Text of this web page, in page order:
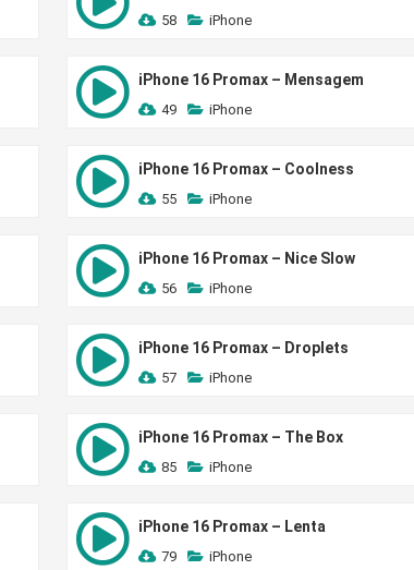
58 iPhone
iPhone 16 Promax – Mensagem
49 iPhone
iPhone 16 Promax – Coolness
55 iPhone
iPhone 16 Promax – Nice Slow
56 iPhone
iPhone 16 Promax – Droplets
57 iPhone
iPhone 16 Promax – The Box
85 iPhone
iPhone 16 Promax – Lenta
79 iPhone